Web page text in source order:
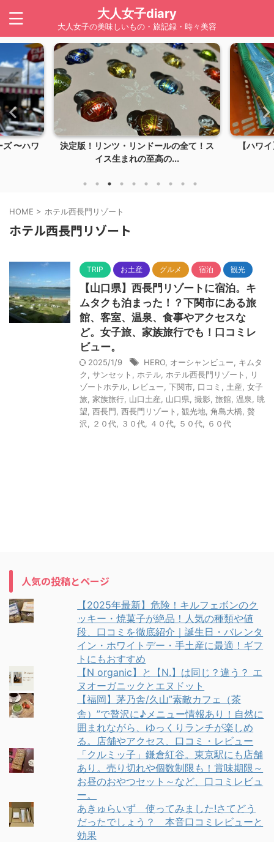
大人女子diary
大人女子の美味しいもの・旅記録・時々美容
〜ハワ
決定版！リンツ・リンドールの全て！ス
イス生まれの至高の...
【ハワ
HOME > ホテル西長門リゾート
ホテル西長門リゾート
TRIP お土産 グルメ 宿泊 観光
【山口県】西長門リゾートに宿泊。キ
ムタクも泊まった！？下関市にある旅
館、客室、温泉、食事やアクセスな
ど。女子旅、家族旅行でも！口コミレ
ビュー。
2025/1/9 HERO オーシャンビュー
キムタ
ク
サンセット ホテル ホテル西長門リゾート
リ
ゾートホテル
レビュー 下関市 口コミ 土産 女子
旅 家族旅行 山口土産 山口県 撮影 旅館 温泉
眺
望 西長門 西長門リゾート 観光地 角島大橋 贅
沢
２０代 ３０代 ４０代 ５０代 ６０代
人気の投稿とページ
【2025年最新】危険！キルフェボンのク
ッキー・焼菓子が絶品！人気の種類や値
段、口コミを徹底紹介｜誕生日・バレンタ
イン・ホワイトデー・手土産に最適！ギフ
トにもおすすめ
【N organic】と【N.】は同じ？違う？ エ
ヌオーガニックとエヌドット
【福岡】茅乃舎/久山”素敵カフェ（茶
舎）”で贅沢に♪メニュー情報あり！自然に
囲まれながら、ゆっくりランチが楽しめ
る。店舗やアクセス、口コミ・レビュー
「クルミッ子」鎌倉紅谷。東京駅にも店舗
あり。売り切れや個数制限も！賞味期限～
お昼のおやつセット～など、口コミレビュ
ー。
あきゅらいず 使ってみました!さてどう
だったでしょう？ 本音口コミレビューと
効果